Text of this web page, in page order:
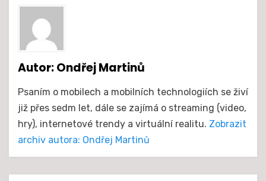
Autor:Ondřej Martinů
Psaním o mobilech a mobilních technologiích se živí
již přes sedm let, dále se zajímá o streaming (video,
hry), internetové trendy a virtuální realitu. Zobrazit
archiv autora: Ondřej Martinů